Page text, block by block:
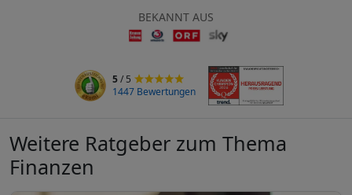
BEKANNT AUS
5/ 5
1447 Bewertungen
Weitere Ratgeber zum Thema
Finanzen